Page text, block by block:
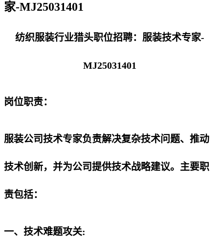
家-MJ25031401
纺织服装行业猎头职位招聘：服装技术专家-
MJ25031401
岗位职责：
服装公司技术专家负责解决复杂技术问题、推动
技术创新，并为公司提供技术战略建议。主要职
责包括：
一、技术难题攻关: